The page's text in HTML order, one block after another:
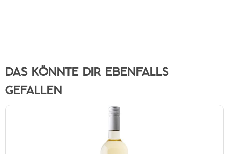
DAS KÖNNTE DIR EBENFALLS
GEFALLEN